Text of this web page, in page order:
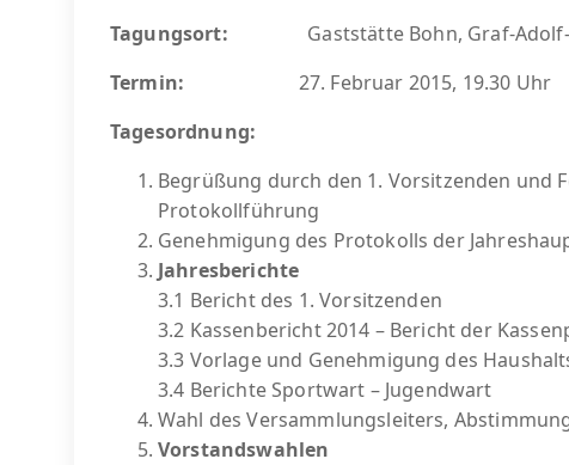
Tagungsort: Gaststätte Bohn, Graf-Adolf-
Termin:
27. Februar 2015, 19.30 Uhr
Tagesordnung:
Begrüßung durch den 1. Vorsitzenden und
Protokollführung
Genehmigung des Protokolls der
Jahresberichte
3.1 Bericht des 1. Vorsitzenden
3.2 Kassenbericht 2014 – Bericht der
3.3 Vorlage und Genehmigung des
3.4 Berichte Sportwart – Jugendwart
Wahl des Versammlungsleiters,
Vorstandswahlen